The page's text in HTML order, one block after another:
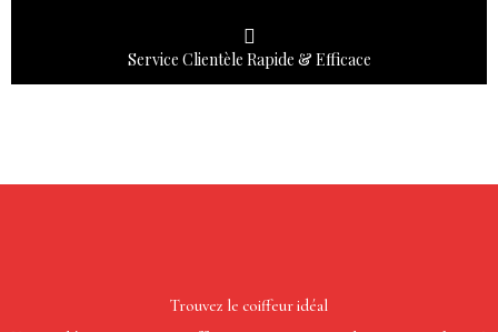
Service Clientèle Rapide & Efficace
Trouvez le coiffeur idéal